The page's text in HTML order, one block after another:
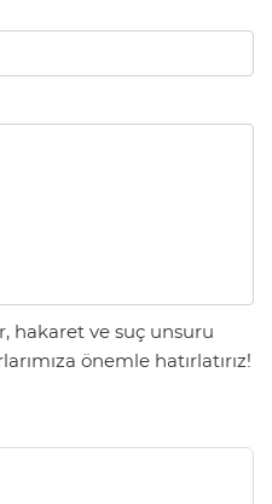
hakaret ve suç unsuru
önemle hatırlatırız!